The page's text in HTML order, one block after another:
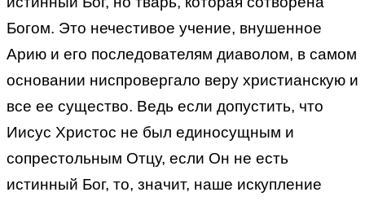
Богом. Это нечестивое учение, внушенное
Арию и его последователям диаволом, в самом
основании ниспровергало веру христианскую и
все ее существо. Ведь если допустить, что
Иисус Христос не был единосущным и
сопрестольным Отцу, если Он не есть
истинный Бог, то, значит, наше искупление